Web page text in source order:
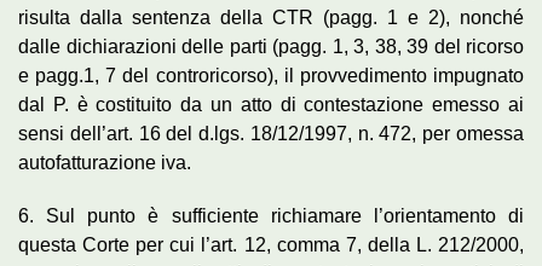
risulta dalla sentenza della CTR (pagg. 1 e 2), nonché
dalle dichiarazioni delle parti (pagg. 1, 3, 38, 39 del ricorso
e pagg.1, 7 del controricorso), il provvedimento impugnato
dal P. è costituito da un atto di contestazione emesso ai
sensi dell’art. 16 del d.lgs. 18/12/1997, n. 472, per omessa
autofatturazione iva.
6. Sul punto è sufficiente richiamare l’orientamento di
questa Corte per cui l’art. 12, comma 7, della L. 212/2000,